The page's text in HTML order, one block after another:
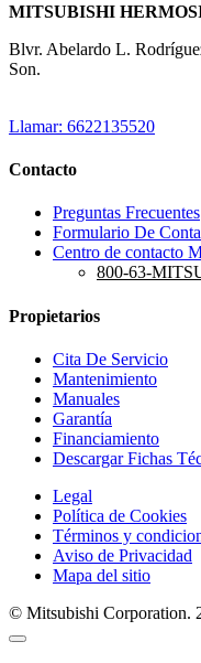
MITSUBISHI
Blvr. Abelardo L.
Son.
Llamar: 6622135520
Contacto
Preguntas Frecuentes
Formulario De
Centro de contacto
800-63-
Propietarios
Cita De Servicio
Mantenimiento
Manuales
Garantía
Financiamiento
Descargar Fichas
Legal
Política de Cookies
Términos y
Aviso de Privacidad
Mapa del sitio
© Mitsubishi Corporation.